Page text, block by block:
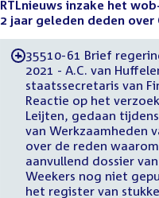
RTLnieuws inzake het
2 jaar geleden deden over
-35510-61 Brief
2021 - A.C. van
staatssecretaris van
Reactie op het
Leijten, gedaan
van Werkzaamheden
over de reden
aanvullend dossier
Weekers nog niet
het register van